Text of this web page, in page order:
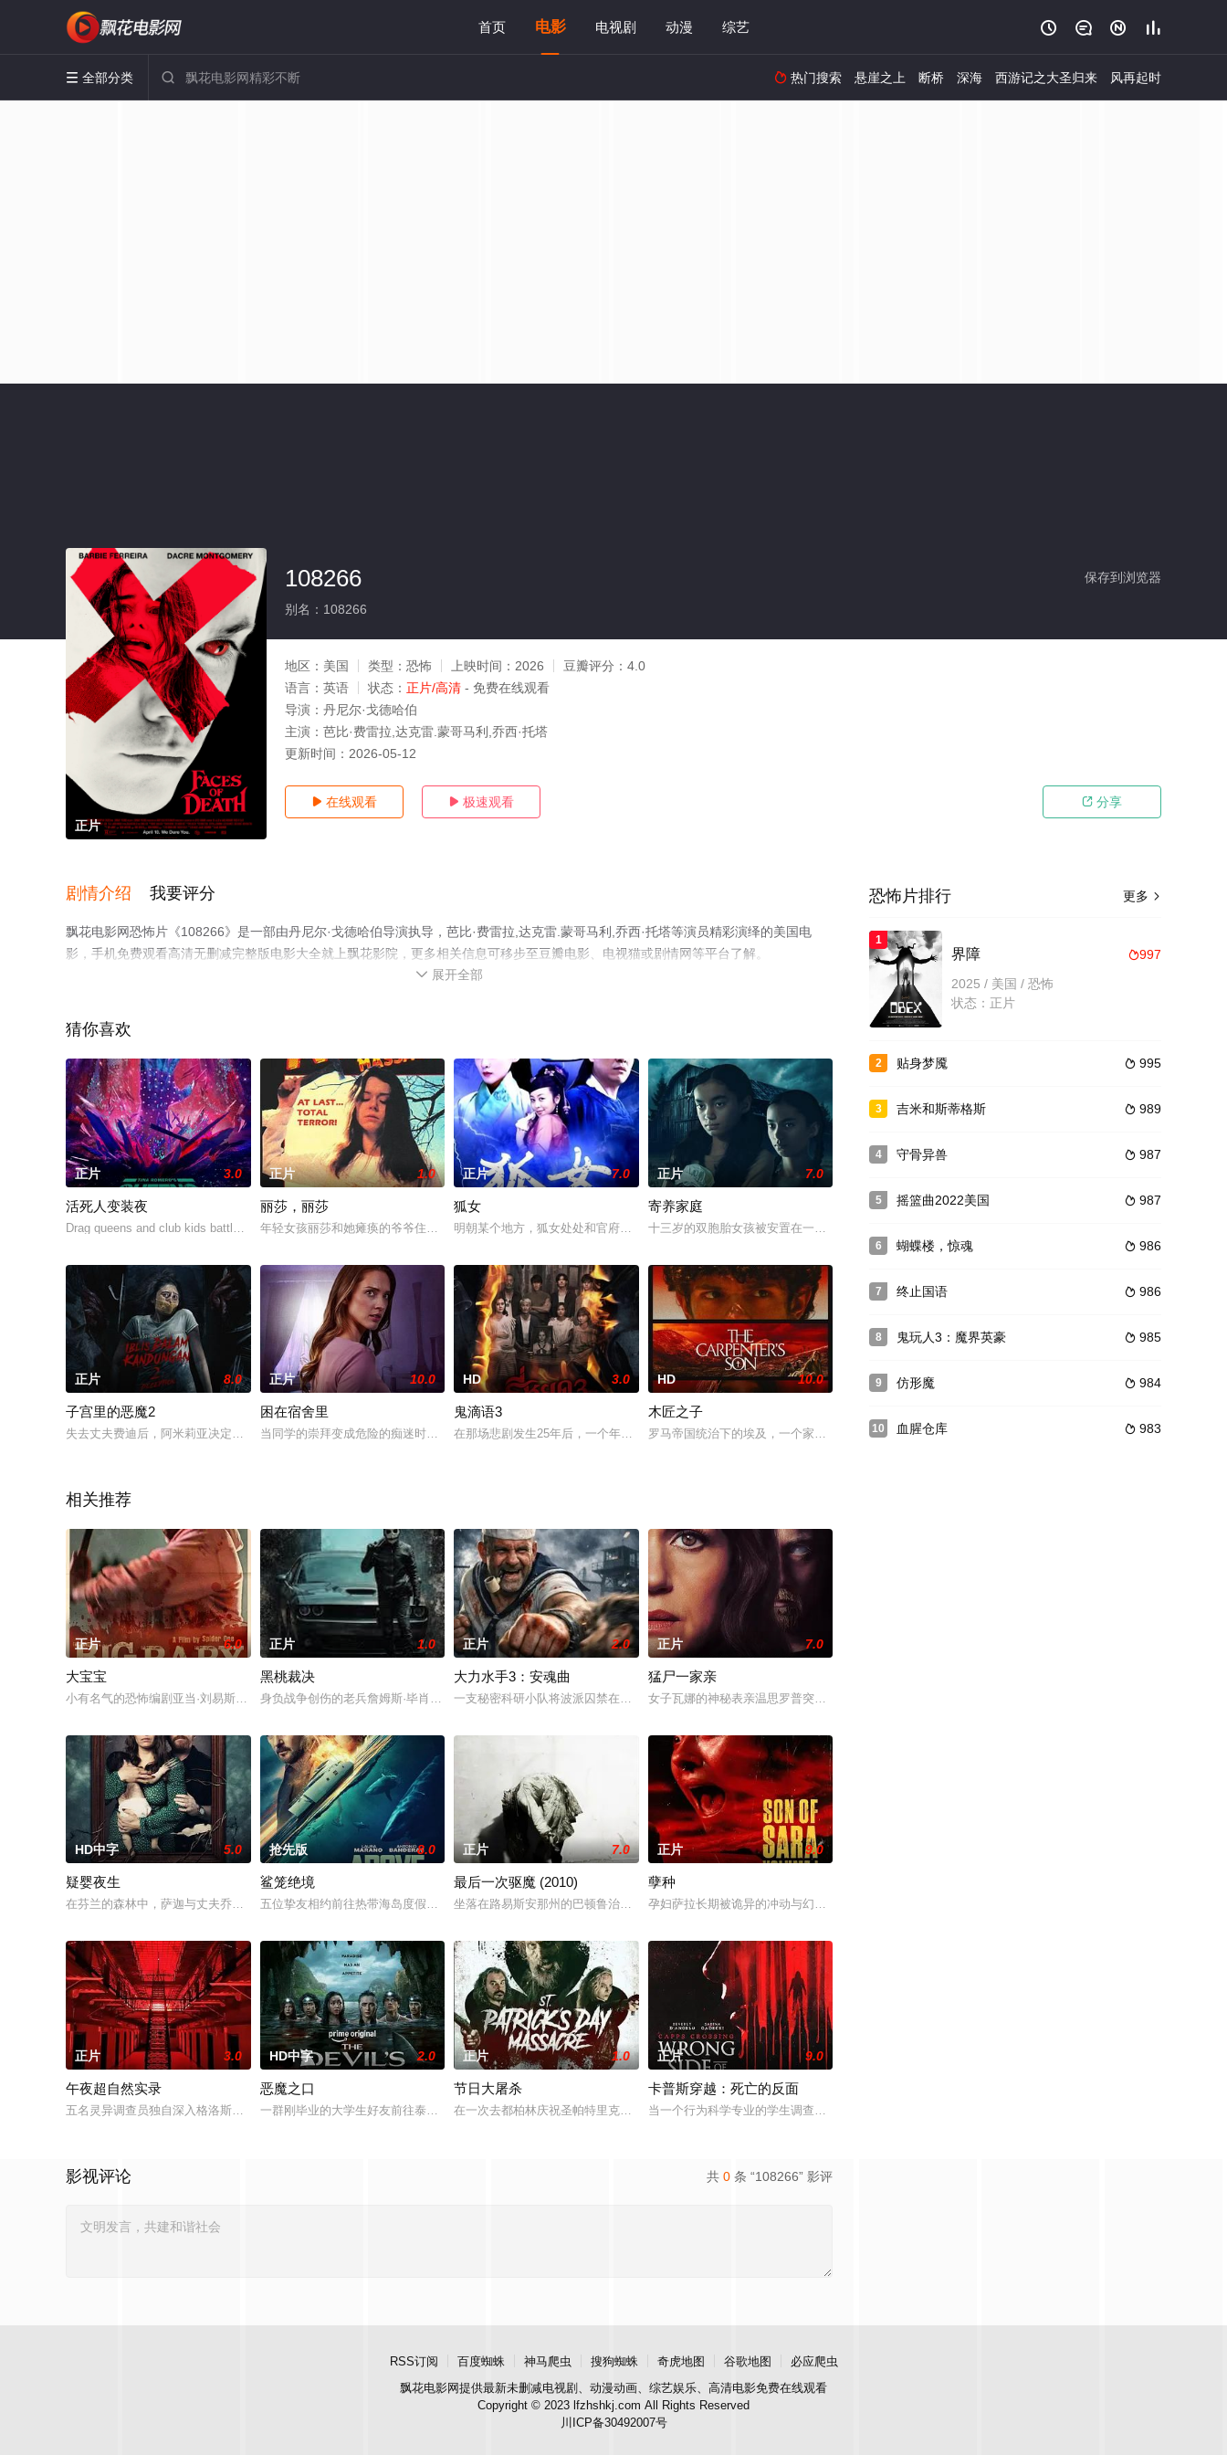
首页 电影 电视剧 动漫 综艺    
 全部分类   热门搜索 悬崖之上 断桥 深海 西游记之大圣归来 风再起时
正片
保存到浏览器
108266
别名：108266
地区： 美国 类型： 恐怖 上映时间： 2026 豆瓣评分： 4.0
语言： 英语 状态： 正片/高清 - 免费在线观看
导演： 丹尼尔·戈德哈伯
主演： 芭比·费雷拉,达克雷.蒙哥马利,乔西·托塔
更新时间： 2026-05-12
 在线观看  极速观看  分享
剧情介绍 我要评分
飘花电影网恐怖片《108266》是一部由丹尼尔·戈德哈伯导演执导，芭比·费雷拉,达克雷.蒙哥马利,乔西·托塔等演员精彩演绎的美国电
影，手机免费观看高清无删减完整版电影大全就上飘花影院，更多相关信息可移步至豆瓣电影、电视猫或剧情网等平台了解。
 展开全部
猜你喜欢
正片 3.0
活死人变装夜
Drag queens and club kids battle zombies craving b
正片 1.0
丽莎，丽莎
年轻女孩丽莎和她瘫痪的爷爷住在远离镇上的一个独立农场里，一天三名不法之徒闯入了她的家，面对暴徒，丽萨
正片 7.0
狐女
明朝某个地方，狐女处处和官府做对、扰乱乡里，一时间搞得民不聊生，县令发誓要铲除恶女。但随着故事的发展
正片 7.0
寄养家庭
十三岁的双胞胎女孩被安置在一个由关系不和的夫妇抚养的家庭，她们发现人们并不总是像他们看起来的那样
正片 8.0
子宫里的恶魔2
失去丈夫费迪后，阿米莉亚决定带着两个领养的孩子阿拉尼和维托回到旧家。他们的生活开始慢慢恢复正常，尤其
正片 10.0
困在宿舍里
当同学的崇拜变成危险的痴迷时，大学生艾琳发现自己在春假期间被囚禁在自己的宿舍里。
HD 3.0
鬼滴语3
在那场悲剧发生25年后，一个年轻的少年发现了属于他祖父的神秘盒子……
HD 10.0
木匠之子
罗马帝国统治下的埃及，一个家庭为躲避追杀而隐秘生活。家中年轻的儿子（被称为“男孩”）开始对自己的监护
相关推荐
正片 6.0
大宝宝
小有名气的恐怖编剧亚当·刘易斯正陷入灵感瓶颈，外界的负面评价让他愈发焦灼。一场无比真实的噩梦给了他全
正片 1.0
黑桃裁决
身负战争创伤的老兵詹姆斯·毕肖普警探，正努力回归正常生活，却不料一系列残忍的私刑谋杀案席卷全城。每个
正片 2.0
大力水手3：安魂曲
一支秘密科研小队将波派囚禁在地下军事基地，试图驯化并利用他的超人类力量，将其打造成杀伤力极强的军事武
正片 7.0
猛尸一家亲
女子瓦娜的神秘表亲温思罗普突然仓皇登门，身后还跟着一个来自异界的危险实体，对方如同附骨之疽，死咬
HD中字 5.0
疑婴夜生
在芬兰的森林中，萨迦与丈夫乔恩迎来了为人父母的新篇章。然而萨迦的喜悦被一股令人发寒的疑惧笼罩——她对
抢先版 8.0
鲨笼绝境
五位挚友相约前往热带海岛度假，计划在碧蓝海域中体验刺激的鲨鱼笼潜水，同时享受奢靡的派对狂欢。然而他们
正片 7.0
最后一次驱魔 (2010)
坐落在路易斯安那州的巴顿鲁治郡，生活着一个名叫柯登·马可斯（帕特里克·法比安 Patrick Fab
正片 9.0
孽种
孕妇萨拉长期被诡异的冲动与幻觉纠缠，预产期早已过去，腹中的孩子却迟迟没有降生。失联已久的孩子生父
正片 3.0
午夜超自然实录
五名灵异调查员独自深入格洛斯特监狱，开展禁地灵异探查。当夜五人全员离奇失踪，杳无踪迹。这就是他们留下
HD中字 2.0
恶魔之口
一群刚毕业的大学生好友前往泰国海岸，开启步入社会前的最后一场冒险，慕名报名了名为 “恶魔之口” 的偏
正片 1.0
节日大屠杀
在一次去都柏林庆祝圣帕特里克节的旅行中，四个朋友同意在一个废弃的酒馆过夜，在那里他们被一个不死杀手跟
正片 9.0
卡普斯穿越：死亡的反面
当一个行为科学专业的学生调查卡普斯十字路口的谋杀案时，她发现自己被困在一张扭曲的谎言网里，周围是
共 0 条 “108266” 影评
影视评论
更多 
恐怖片排行
1
997
界障
2025 / 美国 / 恐怖
状态：正片
2  995
贴身梦魇
3  989
吉米和斯蒂格斯
4  987
守骨异兽
5  987
摇篮曲2022美国
6  986
蝴蝶楼，惊魂
7  986
终止国语
8  985
鬼玩人3：魔界英豪
9  984
仿形魔
10  983
血腥仓库
RSS订阅 百度蜘蛛 神马爬虫 搜狗蜘蛛 奇虎地图 谷歌地图
必应爬虫
飘花电影网提供最新未删减电视剧、动漫动画、综艺娱乐、高清电影免费在线观看
Copyright © 2023 lfzhshkj.com All Rights Reserved
川ICP备30492007号